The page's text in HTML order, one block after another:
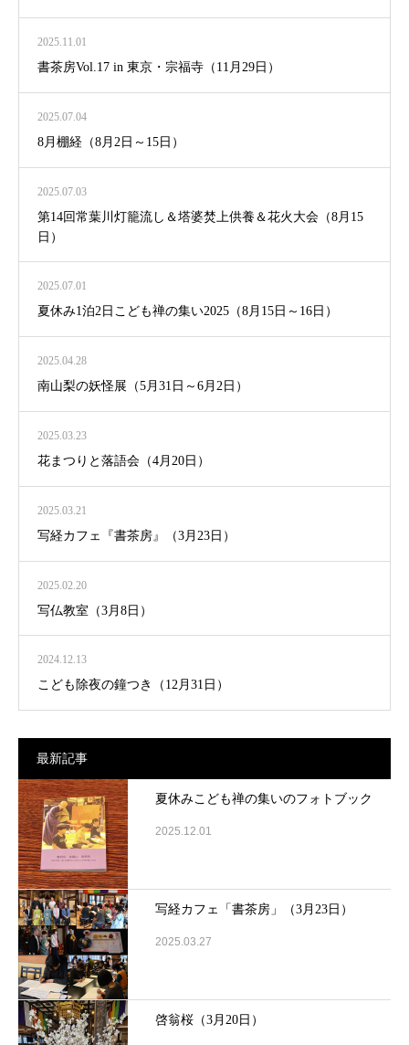
2025.11.01
書茶房Vol.17 in 東京・宗福寺（11月29日）
2025.07.04
8月棚経（8月2日～15日）
2025.07.03
第14回常葉川灯籠流し＆塔婆焚上供養＆花火大会（8月15
日）
2025.07.01
夏休み1泊2日こども禅の集い2025（8月15日～16日）
2025.04.28
南山梨の妖怪展（5月31日～6月2日）
2025.03.23
花まつりと落語会（4月20日）
2025.03.21
写経カフェ『書茶房』（3月23日）
2025.02.20
写仏教室（3月8日）
2024.12.13
こども除夜の鐘つき（12月31日）
最新記事
夏休みこども禅の集いのフォトブック
2025.12.01
写経カフェ「書茶房」（3月23日）
2025.03.27
啓翁桜（3月20日）